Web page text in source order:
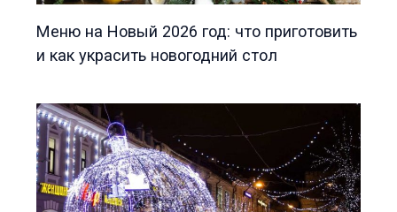
Меню на Новый 2026 год: что приготовить
и как украсить новогодний стол